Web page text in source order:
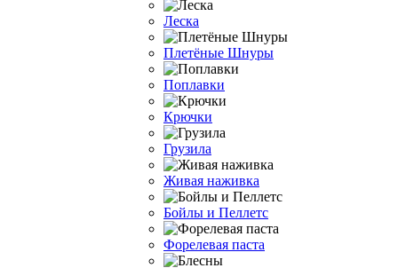
Леска
Плетёные Шнуры
Поплавки
Крючки
Грузила
Живая наживка
Бойлы и Пеллетс
Форелевая паста